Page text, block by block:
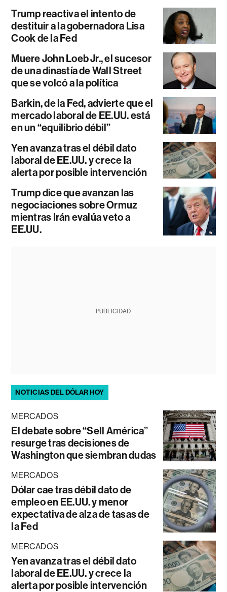
Trump reactiva el intento de
destituir a la gobernadora Lisa
Cook de la Fed
Muere John Loeb Jr., el sucesor
de una dinastía de Wall Street
que se volcó a la política
Barkin, de la Fed, advierte que el
mercado laboral de EE.UU. está
en un “equilibrio débil”
Yen avanza tras el débil dato
laboral de EE.UU. y crece la
alerta por posible intervención
Trump dice que avanzan las
negociaciones sobre Ormuz
mientras Irán evalúa veto a
EE.UU.
PUBLICIDAD
NOTICIAS DEL DÓLAR HOY
MERCADOS
El debate sobre “Sell América”
resurge tras decisiones de
Washington que siembran dudas
MERCADOS
Dólar cae tras débil dato de
empleo en EE.UU. y menor
expectativa de alza de tasas de
la Fed
MERCADOS
Yen avanza tras el débil dato
laboral de EE.UU. y crece la
alerta por posible intervención